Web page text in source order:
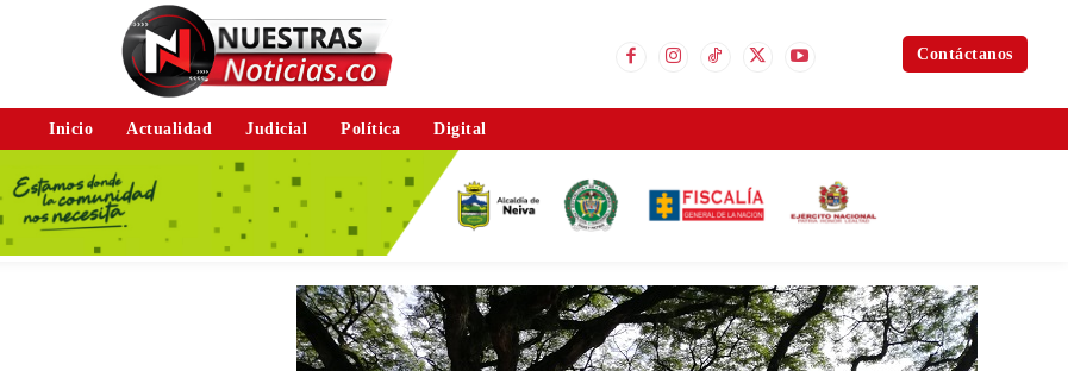
Contáctanos
Inicio Actualidad Judicial Política Digital